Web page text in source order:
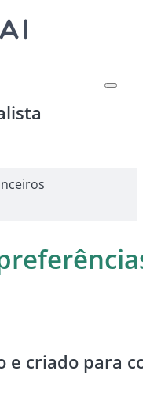
criado para